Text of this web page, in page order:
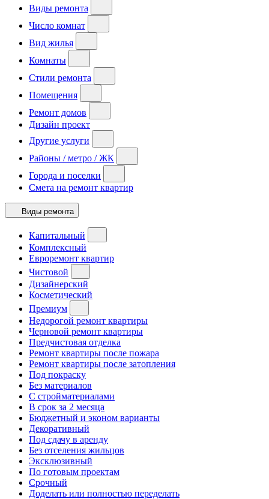
Виды ремонта
Число комнат
Вид жилья
Комнаты
Стили ремонта
Помещения
Ремонт домов
Дизайн проект
Другие услуги
Районы / метро / ЖК
Города и поселки
Смета на ремонт квартир
Виды ремонта
Капитальный
Комплексный
Евроремонт квартир
Чистовой
Дизайнерский
Косметический
Премиум
Недорогой ремонт квартиры
Черновой ремонт квартиры
Предчистовая отделка
Ремонт квартиры после пожара
Ремонт квартиры после затопления
Под покраску
Без материалов
С стройматериалами
В срок за 2 месяца
Бюджетный и эконом варианты
Декоративный
Под сдачу в аренду
Без отселения жильцов
Эксклюзивный
По готовым проектам
Срочный
Доделать или полностью переделать